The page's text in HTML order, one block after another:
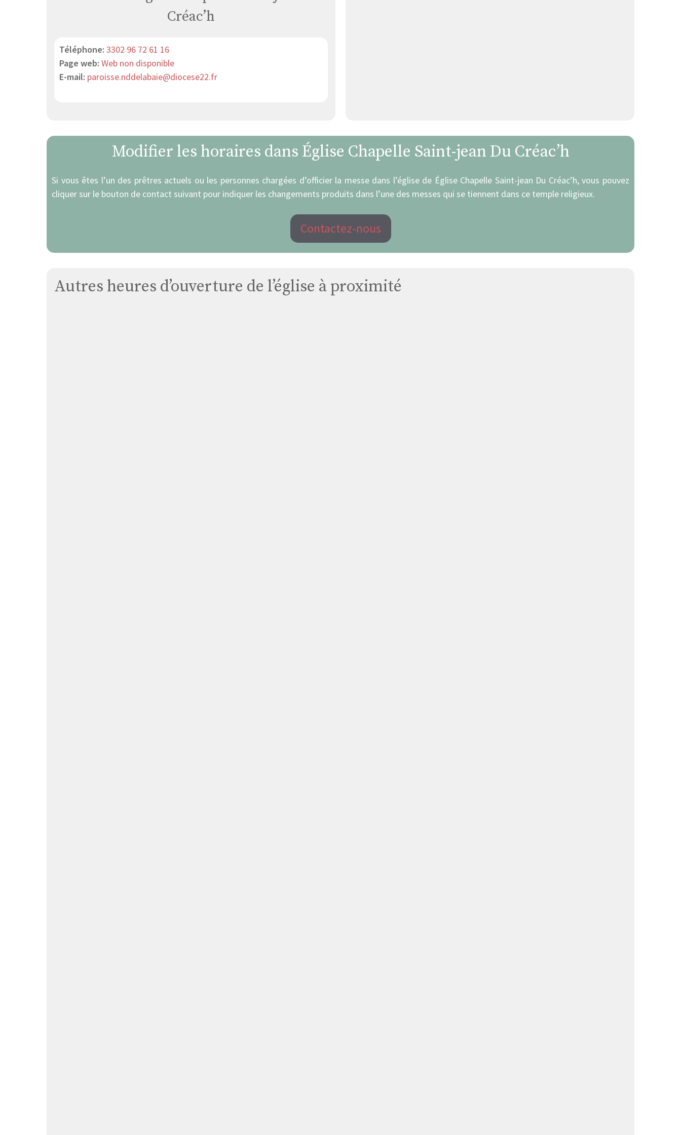
Créac’h
Téléphone: 3302 96 72 61 16
Page web: Web non disponible
E-mail: paroisse.nddelabaie@diocese22.fr
Modifier les horaires dans Église Chapelle Saint-jean Du Créac’h
Si vous êtes l’un des prêtres actuels ou les personnes chargées d’officier la messe dans l’église de Église Chapelle Saint-jean Du Créac’h, vous pouvez
cliquer sur le bouton de contact suivant pour indiquer les changements produits dans l’une des messes qui se tiennent dans ce temple religieux.
Contactez-nous
Autres heures d’ouverture de l’église à proximité